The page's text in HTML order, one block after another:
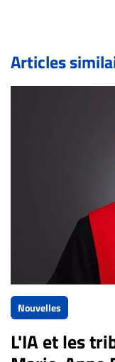
de validation, un
Bien à vous,
La Rédaction de
Articles
Nouvelles
L'IA et les